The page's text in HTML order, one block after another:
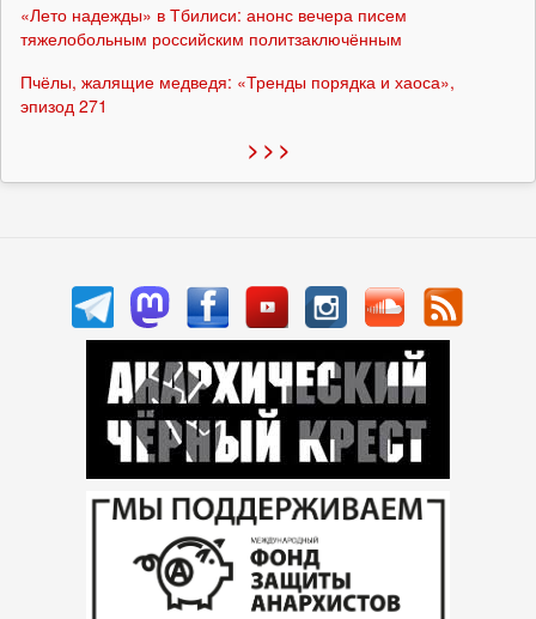
«Лето надежды» в Тбилиси: анонс вечера писем
тяжелобольным российским политзаключённым
Пчёлы, жалящие медведя: «Тренды порядка и хаоса»,
эпизод 271
> > >